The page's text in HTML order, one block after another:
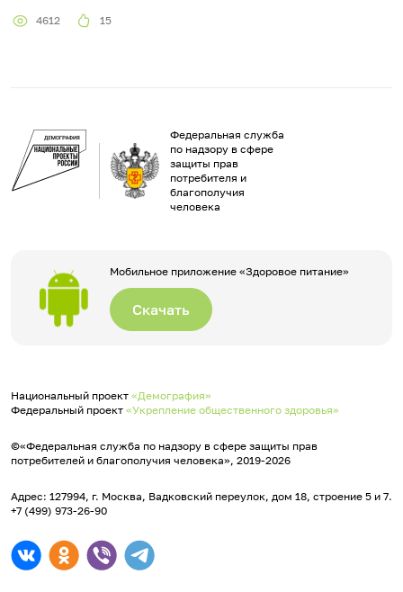
4612 15
Федеральная служба
по надзору в сфере
защиты прав
потребителя и
благополучия
человека
Мобильное приложение «Здоровое питание»
Скачать
Национальный проект «Демография»
Федеральный проект «Укрепление общественного здоровья»
©«Федеральная служба по надзору в сфере защиты прав
потребителей и благополучия человека», 2019-2026
Адрес: 127994, г. Москва, Вадковский переулок, дом 18, строение 5 и 7.
+7 (499) 973-26-90